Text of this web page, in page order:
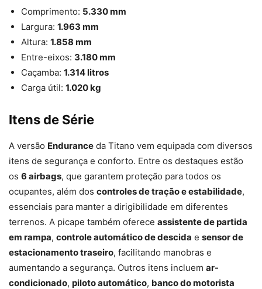
Comprimento: 5.330 mm
Largura: 1.963 mm
Altura: 1.858 mm
Entre-eixos: 3.180 mm
Caçamba: 1.314 litros
Carga útil: 1.020 kg
Itens de Série
A versão Endurance da Titano vem equipada com diversos
itens de segurança e conforto. Entre os destaques estão
os 6 airbags, que garantem proteção para todos os
ocupantes, além dos controles de tração e estabilidade,
essenciais para manter a dirigibilidade em diferentes
terrenos. A picape também oferece assistente de partida
em rampa, controle automático de descida e sensor de
estacionamento traseiro, facilitando manobras e
aumentando a segurança. Outros itens incluem ar-
condicionado, piloto automático, banco do motorista